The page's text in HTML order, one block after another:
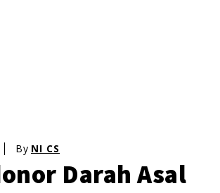
By NI CS
Darah Asal